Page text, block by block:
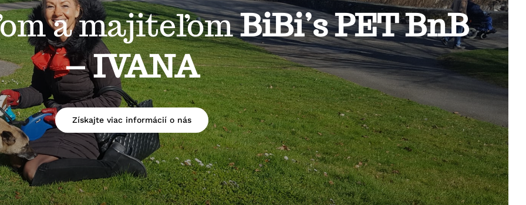
a majiteľomBiBi’s PET BnB
– IVANA
Získajte viac informácií o nás